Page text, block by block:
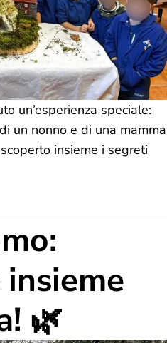
un’esperienza speciale:
un nonno e di una mamma
insieme i segreti
🌿